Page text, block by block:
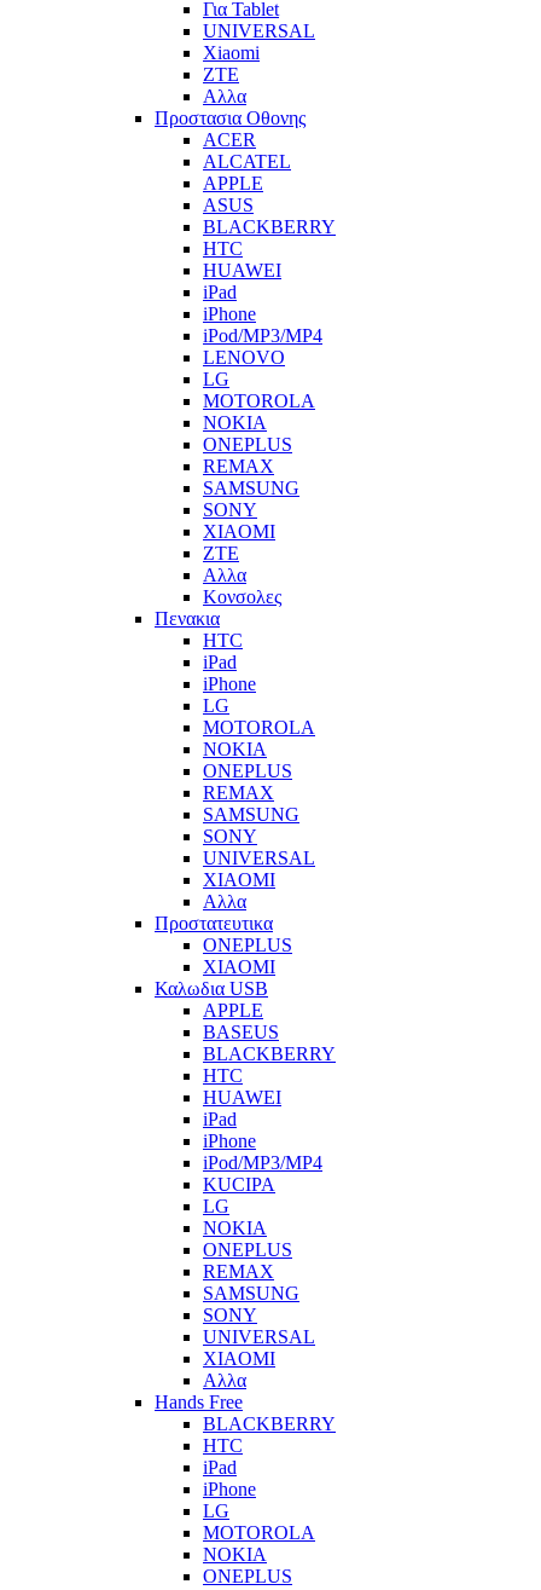
Για Tablet
UNIVERSAL
Xiaomi
ZTE
Αλλα
Προστασια Οθονης
ACER
ALCATEL
APPLE
ASUS
BLACKBERRY
HTC
HUAWEI
iPad
iPhone
iPod/MP3/MP4
LENOVO
LG
MOTOROLA
NOKIA
ONEPLUS
REMAX
SAMSUNG
SONY
XIAOMI
ZTE
Αλλα
Κονσολες
Πενακια
HTC
iPad
iPhone
LG
MOTOROLA
NOKIA
ONEPLUS
REMAX
SAMSUNG
SONY
UNIVERSAL
XIAOMI
Αλλα
Προστατευτικα
ONEPLUS
XIAOMI
Καλωδια USB
APPLE
BASEUS
BLACKBERRY
HTC
HUAWEI
iPad
iPhone
iPod/MP3/MP4
KUCIPA
LG
NOKIA
ONEPLUS
REMAX
SAMSUNG
SONY
UNIVERSAL
XIAOMI
Αλλα
Hands Free
BLACKBERRY
HTC
iPad
iPhone
LG
MOTOROLA
NOKIA
ONEPLUS